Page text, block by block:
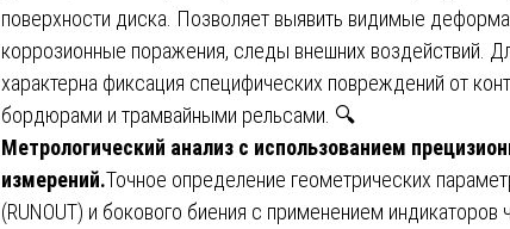
поверхности диска. Позволяет выявить видимые
коррозионные поражения, следы внешних воздействий.
характерна фиксация специфических повреждений от
бордюрами и трамвайными рельсами. 🔍
Метрологический анализ с использованием
измерений.Точное определение геометрических
(RUNOUT) и бокового биения с применением индикаторов